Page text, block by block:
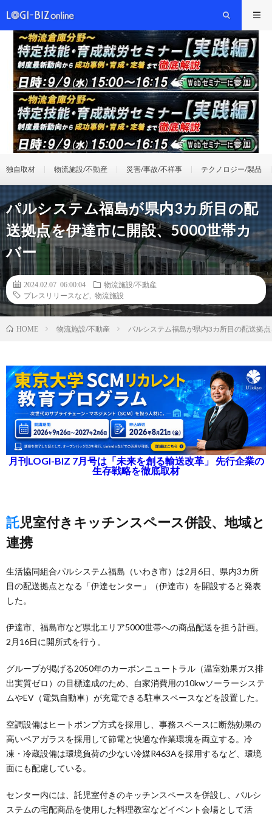
独自取材 物流施設/不動産 災害/事故/不祥事 テクノロジー/製品
パルシステム福島が県内3カ所目の配
送拠点を伊達市に開設、5000世帯カ
バー
2024.02.07 06:00:04
物流施設/不動産
プレスリリースなど
物流施設
HOME 物流施設/不動産 パルシステム福島が県内3カ所目の配送拠
月刊LOGI-BIZ 7月号は「未来を創る輸送改革」 先行企業の
生存戦略を徹底取材
託児室付きキッチンスペース併設、地域と
連携
生活協同組合パルシステム福島（いわき市）は2月6日、県内3カ所
目の配送拠点となる「伊達センター」（伊達市）を開設すると発表
した。
伊達市、福島市など県北エリア5000世帯への商品配送を担う計画。
2月16日に開所式を行う。
グループが掲げる2050年のカーボンニュートラル（温室効果ガス排
出実質ゼロ）の目標達成のため、自家消費用の10kwソーラーシステ
ムやEV（電気自動車）が充電できる駐車スペースなどを設置した。
空調設備はヒートポンプ方式を採用し、事務スペースに断熱効果の
高いペアガラスを採用して節電と快適な作業環境を両立する。冷
凍・冷蔵設備は環境負荷の少ない冷媒R463Aを採用するなど、環境
面にも配慮している。
センター内には、託児室付きのキッチンスペースを併設し、パルシ
ステムの宅配商品を使用した料理教室などイベント会場として活